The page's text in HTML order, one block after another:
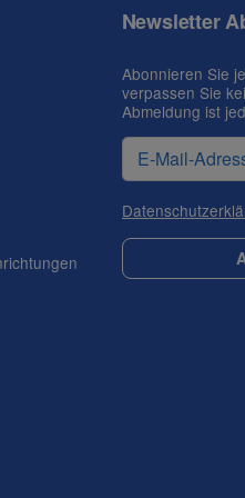
Newsletter
Abonnieren Sie
verpassen Sie
Abmeldung ist